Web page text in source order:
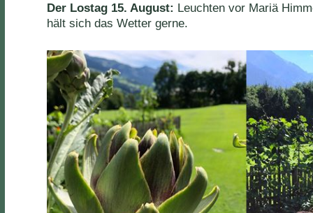
Der Lostag 15. August: Leuchten vor Mariä
hält sich das Wetter gerne.